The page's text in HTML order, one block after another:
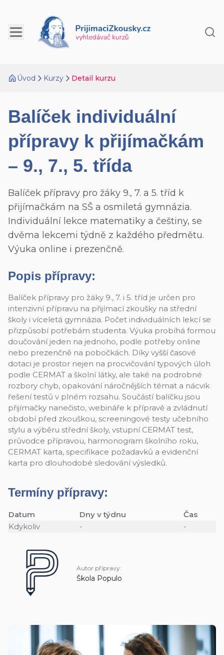
Úvod Kurzy Detail kurzu
Balíček individuální
přípravy k přijímačkám
– 9., 7., 5. třída
Balíček přípravy pro žáky 9., 7. a 5. tříd k
přijímačkám na SŠ a osmiletá gymnázia.
Individuální lekce matematiky a češtiny, se
dvěma lekcemi týdně z každého předmětu.
Výuka online i prezenčně.
Popis přípravy:
Balíček přípravy pro žáky 9., 7. i 5. tříd je určen pro
intenzivní přípravu na přijímací zkoušky na střední
školy i víceletá gymnázia. Počet individuálních lekcí se
přizpůsobí potřebám studenta. Výuka probíhá formou
doučování jeden na jednoho, podle potřeby online
nebo prezenčně na pobočkách. Díky vyšší časové
dotaci je prostor nejen na procvičování typových úloh
podle CERMAT a školní látky, ale také na podrobné
rozbory chyb, opakování náročnějších témat a nácvik
řešení testů v plném rozsahu. Součástí balíčku jsou
přijímačky nanečisto, webináře k přípravě a zvládnutí
období před zkouškou, screeningové testy učebního
stylu a výběru střední školy, vstupní CERMAT test,
průvodce přípravou, harmonogram školního roku,
CERMAT karta, specifikace požadavků a evidenční
karta pro dlouhodobé sledování výsledků.
Termíny přípravy:
Datum Dny v týdnu
Čas
Kdykoliv
- -
Autor přípravy:
Škola Populo